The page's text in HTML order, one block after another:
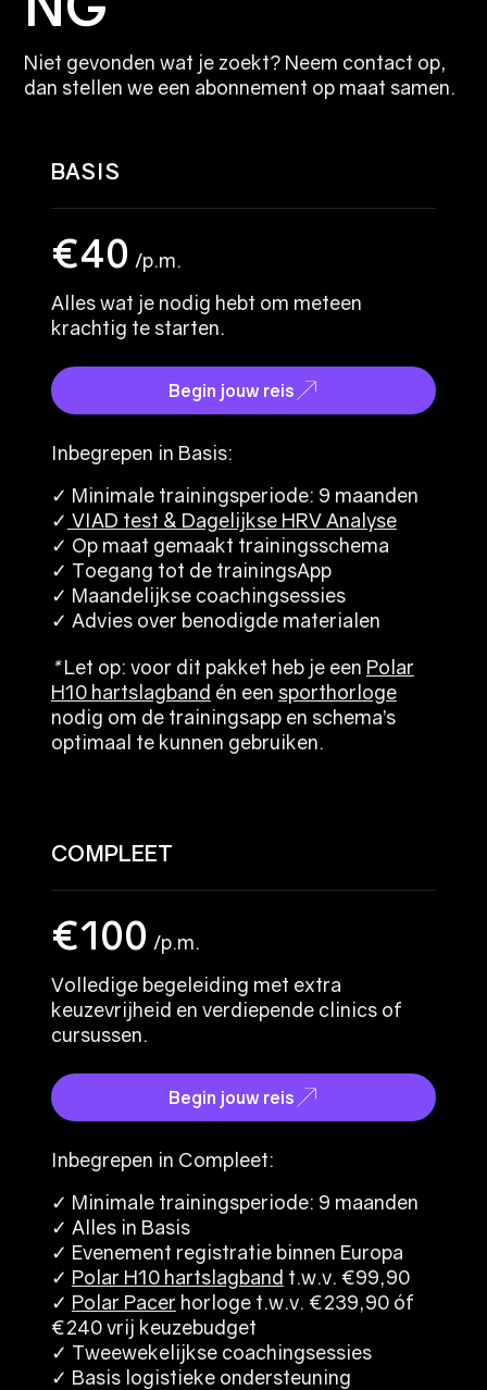
BASIS
€40 /p.m.
Alles wat je nodig hebt om meteen
krachtig te starten.
Begin jouw reis
Inbegrepen in Basis:
✓ Minimale trainingsperiode: 9 maanden
✓ VIAD test & Dagelijkse HRV Analyse
✓ Op maat gemaakt trainingsschema
✓ Toegang tot de trainingsApp
✓ Maandelijkse coachingsessies
✓ Advies over benodigde materialen
*Let op: voor dit pakket heb je een Polar
H10 hartslagband én een sporthorloge
nodig om de trainingsapp en schema’s
optimaal te kunnen gebruiken.
COMPLEET
€100 /p.m.
Volledige begeleiding met extra
keuzevrijheid en verdiepende clinics of
cursussen.
Begin jouw reis
Inbegrepen in Compleet:
✓ Minimale trainingsperiode: 9 maanden
✓ Alles in Basis
✓ Evenement registratie binnen Europa
✓ Polar H10 hartslagband t.w.v. €99,90
✓ Polar Pacer horloge t.w.v. €239,90 óf
€240 vrij keuzebudget
✓ Tweewekelijkse coachingsessies
✓ Basis logistieke ondersteuning
Niet gevonden wat je zoekt? Neem contact op,
dan stellen we een abonnement op maat samen.